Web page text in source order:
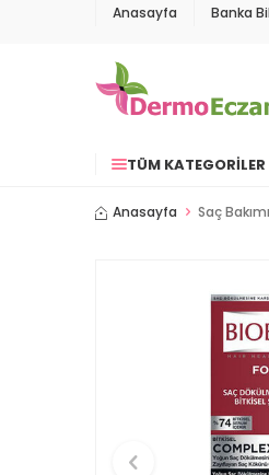
Anasayfa Banka
TÜM KATEGORILER
Anasayfa Saç Bakımı